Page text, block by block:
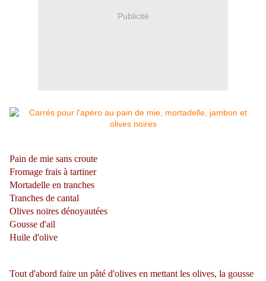
Publicité
Pain de mie sans croute
Fromage frais à tartiner
Mortadelle en tranches
Tranches de cantal
Olives noires dénoyautées
Gousse d'ail
Huile d'olive
Tout d'abord faire un pâté d'olives en mettant les olives, la gousse